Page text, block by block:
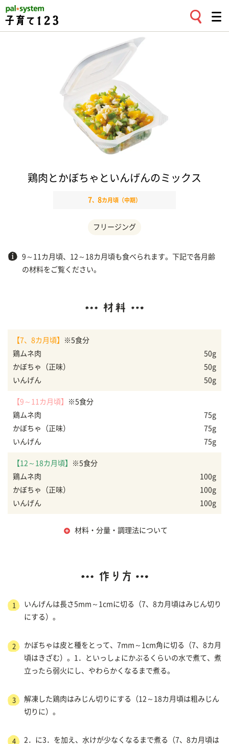
鶏肉とかぼちゃといんげんのミックス
7、 8カ月頃（中期）
フリージング
9～11カ月頃、12～18カ月頃も食べられます。下記で各月齢
の材料をご覧ください。
【7、8カ月頃】
※5食分
鶏ムネ肉
かぼちゃ（正味）
いんげん
50g
50g
50g
【9～11カ月頃】
※5食分
鶏ムネ肉
かぼちゃ（正味）
いんげん
75g
75g
75g
【12～18カ月頃】
※5食分
鶏ムネ肉
かぼちゃ（正味）
いんげん
100g
100g
100g
材料・分量・調理法について
1
いんげんは長さ5mm～1cmに切る（7、8カ月頃はみじん切り
にする）。
2
かぼちゃは皮と種をとって、7mm～1cm角に切る（7、8カ月
頃はきざむ）。1．といっしょにかぶるくらいの水で煮て、煮
立ったら弱火にし、やわらかくなるまで煮る。
3
解凍した鶏肉はみじん切りにする（12～18カ月頃は粗みじん
切りに）。
4
2．に3．を加え、水けが少なくなるまで煮る（7、8カ月頃は